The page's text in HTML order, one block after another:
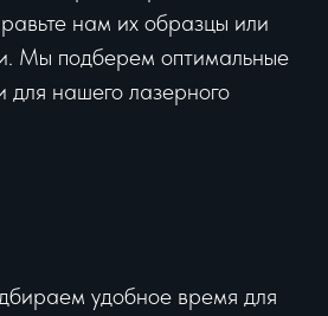
нам их образцы или
Мы подберем оптимальные
нашего лазерного
удобное время для